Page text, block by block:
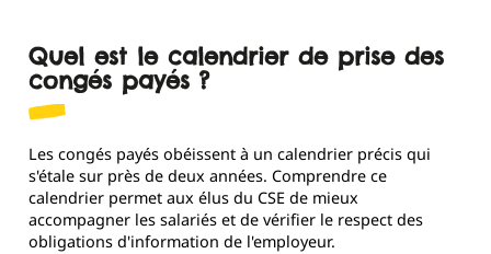
Quel est le calendrier de prise des
congés payés ?
Les congés payés obéissent à un calendrier précis qui
s'étale sur près de deux années. Comprendre ce
calendrier permet aux élus du CSE de mieux
accompagner les salariés et de vérifier le respect des
obligations d'information de l'employeur.